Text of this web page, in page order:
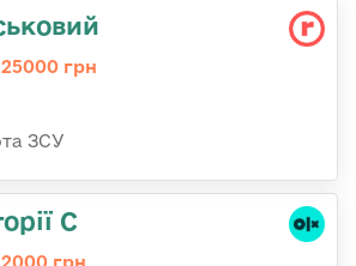
грн
ЗСУ
С